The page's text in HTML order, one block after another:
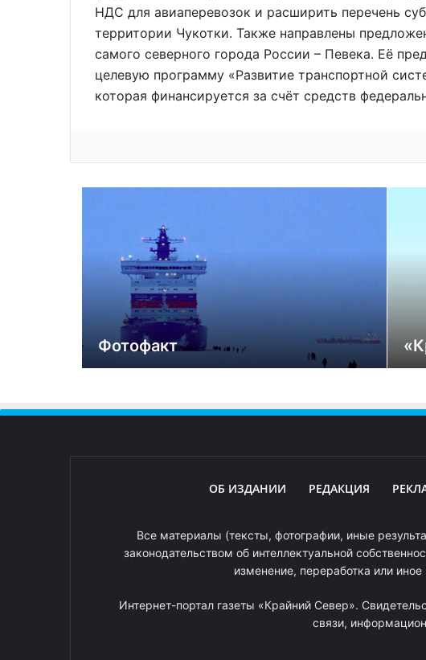
НДС для авиаперевозок и расширить перечень
территории Чукотки. Также направлены
самого северного города России – Певека. Её
целевую программу «Развитие транспортной
которая финансируется за счёт средств
Фотофакт
ОБ ИЗДАНИИ РЕДАКЦИЯ
Все материалы (тексты, фотографии, иные
законодательством об интеллектуальной
изменение, переработка или
Интернет-портал газеты «Крайний Север».
связи,